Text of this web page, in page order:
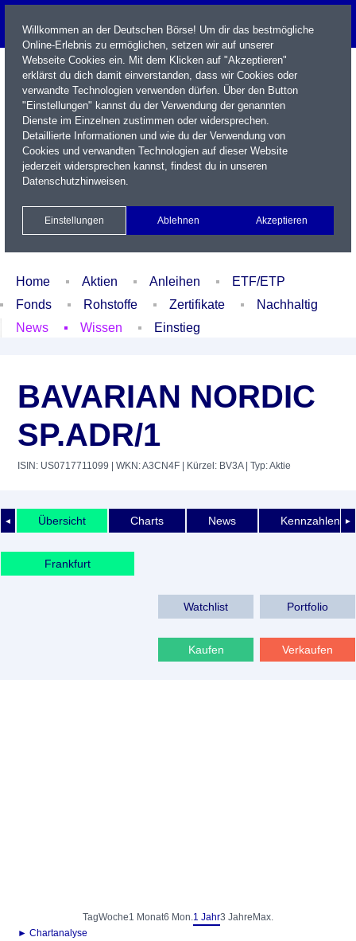
Name / WKN / ISIN / Kürzel
Xetra Realtime
Watchlist Portfolio Login
Home Aktien Anleihen
ETF/ETP
Fonds
Rohstoffe Zertifikate
Nachhaltig
News
Wissen Einstieg
BAVARIAN NORDIC
SP.ADR/1
ISIN: US0717711099 | WKN: A3CN4F | Kürzel: BV3A| Typ: Aktie
◄ ►
Übersicht Charts News Kennzahlen
Frankfurt
Watchlist Portfolio
Kaufen Verkaufen
TagWoche1 Monat6 Mon.1 Jahr3 Jahre Max.
► Chartanalyse
Willkommen an der Deutschen Börse! Um dir das bestmögliche
Online-Erlebnis zu ermöglichen, setzen wir auf unserer
Webseite Cookies ein. Mit dem Klicken auf "Akzeptieren"
erklärst du dich damit einverstanden, dass wir Cookies oder
verwandte Technologien verwenden dürfen. Über den Button
"Einstellungen" kannst du der Verwendung der genannten
Dienste im Einzelnen zustimmen oder widersprechen.
Detaillierte Informationen und wie du der Verwendung von
Cookies und verwandten Technologien auf dieser Website
jederzeit widersprechen kannst, findest du in unseren
Datenschutzhinweisen.
Einstellungen Ablehnen Akzeptieren